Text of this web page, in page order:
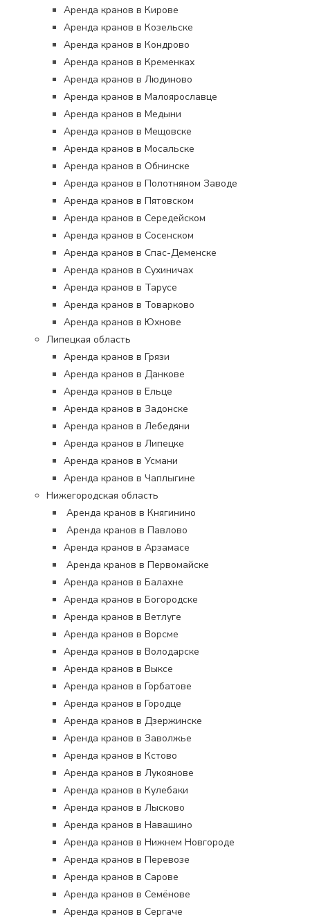
Аренда кранов в Кирове
Аренда кранов в Козельске
Аренда кранов в Кондрово
Аренда кранов в Кременках
Аренда кранов в Людиново
Аренда кранов в Малоярославце
Аренда кранов в Медыни
Аренда кранов в Мещовске
Аренда кранов в Мосальске
Аренда кранов в Обнинске
Аренда кранов в Полотняном Заводе
Аренда кранов в Пятовском
Аренда кранов в Середейском
Аренда кранов в Сосенском
Аренда кранов в Спас-Деменске
Аренда кранов в Сухиничах
Аренда кранов в Тарусе
Аренда кранов в Товарково
Аренда кранов в Юхнове
Липецкая область
Аренда кранов в Грязи
Аренда кранов в Данкове
Аренда кранов в Ельце
Аренда кранов в Задонске
Аренда кранов в Лебедяни
Аренда кранов в Липецке
Аренда кранов в Усмани
Аренда кранов в Чаплыгине
Нижегородская область
Аренда кранов в Княгинино
Аренда кранов в Павлово
Аренда кранов в Арзамасе
Аренда кранов в Первомайске
Аренда кранов в Балахне
Аренда кранов в Богородске
Аренда кранов в Ветлуге
Аренда кранов в Ворсме
Аренда кранов в Володарске
Аренда кранов в Выксе
Аренда кранов в Горбатове
Аренда кранов в Городце
Аренда кранов в Дзержинске
Аренда кранов в Заволжье
Аренда кранов в Кстово
Аренда кранов в Лукоянове
Аренда кранов в Кулебаки
Аренда кранов в Лысково
Аренда кранов в Навашино
Аренда кранов в Нижнем Новгороде
Аренда кранов в Перевозе
Аренда кранов в Сарове
Аренда кранов в Семёнове
Аренда кранов в Сергаче